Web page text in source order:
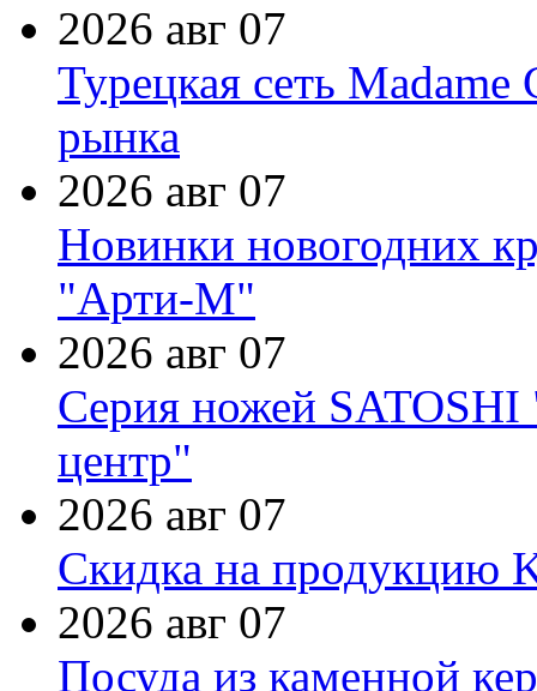
2026 авг 07
Турецкая сеть Madame
рынка
2026 авг 07
Новинки новогодних
"Арти-М"
2026 авг 07
Серия ножей
центр"
2026 авг 07
Скидка на продукцию
2026 авг 07
Посуда из каменной